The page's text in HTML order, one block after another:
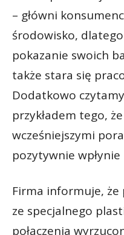
– główni
środowisko,
pokazanie swoich
także stara się
Dodatkowo
przykładem tego,
wcześniejszymi
pozytywnie
Firma informuje,
ze specjalnego
połączenia